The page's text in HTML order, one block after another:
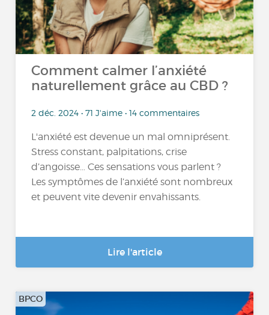
Comment calmer l’anxiété
naturellement grâce au CBD ?
2 déc. 2024 • 71 J'aime • 14 commentaires
L'anxiété est devenue un mal omniprésent.
Stress constant, palpitations, crise
d’angoisse… Ces sensations vous parlent ?
Les symptômes de l’anxiété sont nombreux
et peuvent vite devenir envahissants.
Lire l'article
BPCO